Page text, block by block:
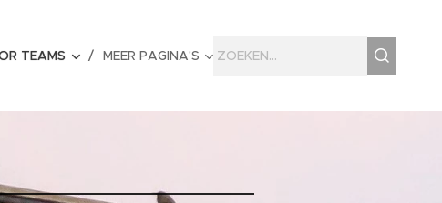
TEAMS MEER PAGINA'S